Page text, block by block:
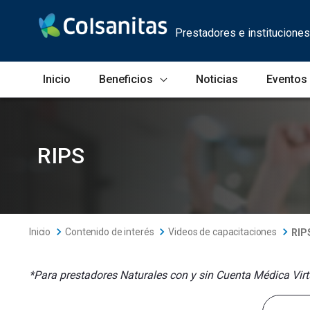
Skip to Main Content
Prestadores e instituciones
Inicio Beneficios Noticias Eventos
RIPS
Inicio Contenido de interés Videos de capacitaciones
*Para prestadores Naturales con y sin Cuenta Médica